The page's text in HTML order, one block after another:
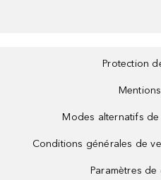
Protection
Modes alternatifs
Conditions générales de
Paramètres